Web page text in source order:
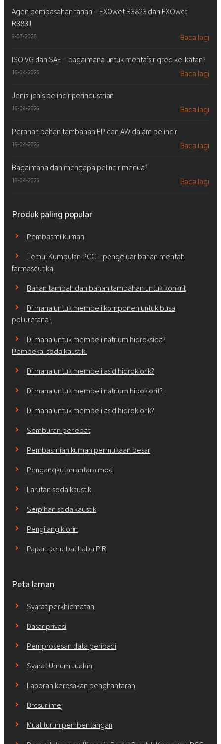
Agen pembasahan tanah – EXOwet R3823 dan EXOwet
R3831
9-07-2026 Baca lagi
ISO VG dan SAE – bagaimana untuk mentafsir gred kelikatan?
16-04-2026 Baca lagi
Jenis-jenis pelincir perindustrian
16-04-2026 Baca lagi
Peranan bahan tambahan EP dan AW dalam pelincir
16-04-2026 Baca lagi
Bagaimana dan mengapa pelincir menua?
16-04-2026 Baca lagi
Produk paling popular
Pembasmi kuman
Temui Kumpulan PCC – pengeluar bahan mentah
farmaseutikal
Bahan tambah dan bahan tambahan untuk konkrit
Di mana untuk membeli komponen untuk busa
poliuretana?
Di mana untuk membeli natrium hidroksida?
Pembekal soda kaustik.
Di mana untuk membeli asid hidroklorik?
Di mana untuk membeli natrium hipoklorit?
Di mana untuk membeli asid hidroklorik?
Semburan penebat
Pembasmian kuman permukaan besar
Pengangkutan antara mod
Larutan soda kaustik
Serpihan soda kaustik
Pengilang klorin
Papan penebat haba PIR
Peta laman
Syarat perkhidmatan
Dasar privasi
Pemprosesan data peribadi
Syarat Umum Jualan
Laporan kerosakan penghantaran
Brosur imej
Muat turun pembentangan